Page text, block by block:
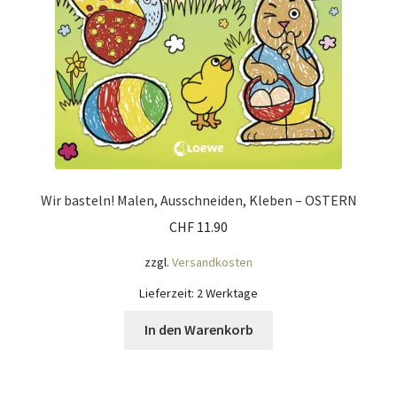
Kontaktdaten
Kontaktformular
Kunden-/Mitarbeitergeschenke
Löschanfrage
Ladies-Night
Wir basteln! Malen, Ausschneiden, Kleben – OSTERN
CHF 11.90
zzgl. Versandkosten
Lieferzeit: 2 Werktage
In den Warenkorb